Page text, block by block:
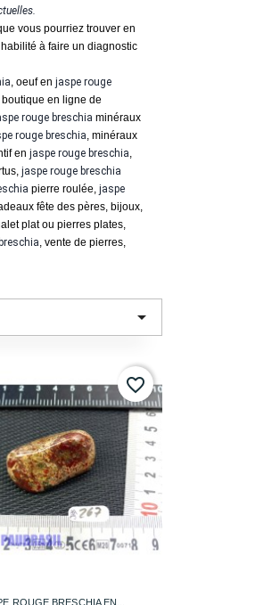
vous pourriez trouver en
à faire un diagnostic
, oeuf en jaspe rouge
en ligne de
rouge breschia minéraux
rouge breschia, minéraux
en jaspe rouge breschia,
jaspe rouge breschia
pierre roulée, jaspe
fête des pères, bijoux,
plat ou pierres plates,
breschia, vente de pierres,

ROUGE BRESCHIA EN...
Aperçu rapide
favorite_border